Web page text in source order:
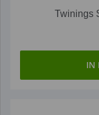
Twinings
IN